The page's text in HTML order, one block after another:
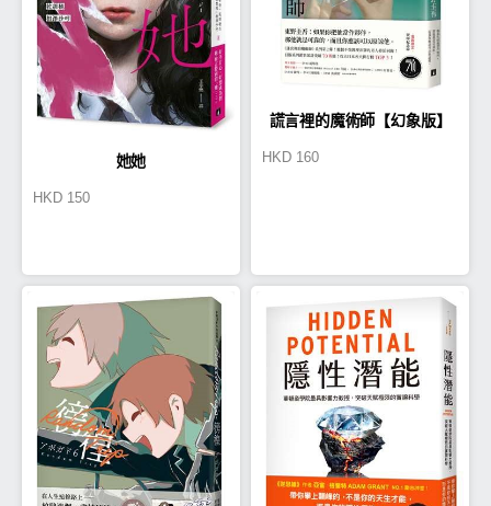
她她
HKD 150
謊言裡的魔術師【幻象版】
HKD 160